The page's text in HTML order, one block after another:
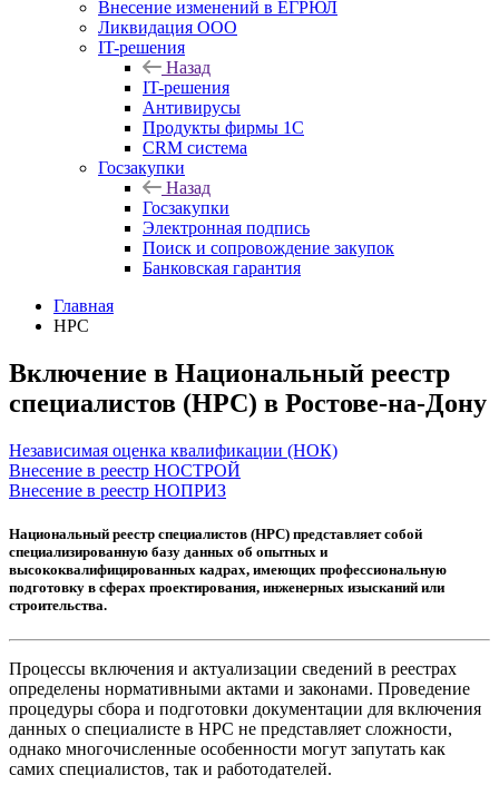
Внесение изменений в ЕГРЮЛ
Ликвидация ООО
IT-решения
Назад
IT-решения
Антивирусы
Продукты фирмы 1C
CRM система
Госзакупки
Назад
Госзакупки
Электронная подпись
Поиск и сопровождение закупок
Банковская гарантия
Главная
НРС
Включение в Национальный реестр
специалистов (НРС) в Ростове-на-Дону
Независимая оценка квалификации (НОК)
Внесение в реестр НОСТРОЙ
Внесение в реестр НОПРИЗ
Национальный реестр специалистов (НРС) представляет собой
специализированную базу данных об опытных и
высококвалифицированных кадрах, имеющих профессиональную
подготовку в сферах проектирования, инженерных изысканий или
строительства.
Процессы включения и актуализации сведений в реестрах
определены нормативными актами и законами. Проведение
процедуры сбора и подготовки документации для включения
данных о специалисте в НРС не представляет сложности,
однако многочисленные особенности могут запутать как
самих специалистов, так и работодателей.